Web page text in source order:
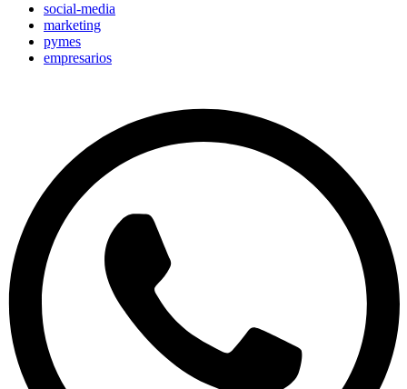
social-media
marketing
pymes
empresarios